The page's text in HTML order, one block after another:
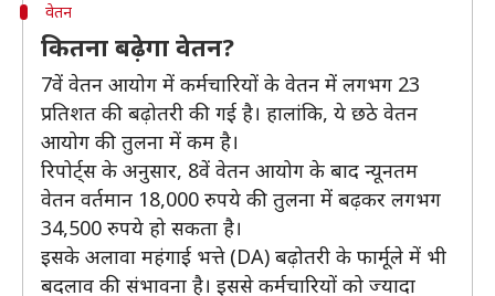
वेतन
कितना बढ़ेगा वेतन?
7वें वेतन आयोग में कर्मचारियों के वेतन में लगभग 23
प्रतिशत की बढ़ोतरी की गई है। हालांकि, ये छठे वेतन
आयोग की तुलना में कम है।
रिपोर्ट्स के अनुसार, 8वें वेतन आयोग के बाद न्यूनतम
वेतन वर्तमान 18,000 रुपये की तुलना में बढ़कर लगभग
34,500 रुपये हो सकता है।
इसके अलावा महंगाई भत्ते (DA) बढ़ोतरी के फार्मूले में भी
बदलाव की संभावना है। इससे कर्मचारियों को ज्यादा